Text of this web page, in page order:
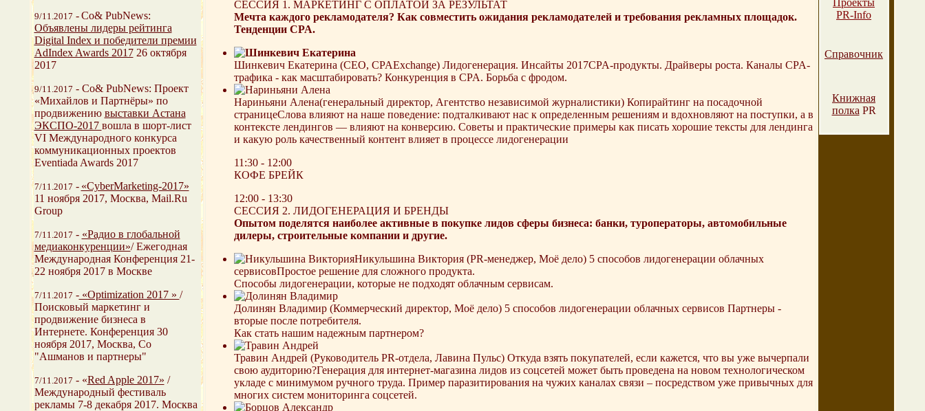
9/11.2017 - Со& PubNews:
Объявлены лидеры рейтинга
Digital Index и победители премии
AdIndex Awards 201726 октября
2017
9/11.2017 -Со& PubNews: Проект
«Михайлов и Партнёры» по
продвижению выставки Астана
ЭКСПО-2017 вошла в шорт-лист
VI Международного конкурса
коммуникационных проектов
Eventiada Awards 2017
7/11.2017 - «CyberMarketing-2017»
11 ноября 2017, Москва, Mail.Ru
Group
7/11.2017 - «Радио в глобальной
медиаконкуренции»/ Ежегодная
Международная Конференция 21-
22 ноября 2017 в Москве
7/11.2017 -«Optimization 2017 » /
Поисковый маркетинг и
продвижение бизнеса в
Интернете. Конференция 30
ноября 2017, Москва, Со
"Ашманов и партнеры"
7/11.2017 - «Red Apple 2017» /
Международный фестиваль
рекламы 7-8 декабря 2017. Москва
СЕССИЯ 1. МАРКЕТИНГ С ОПЛАТОЙ ЗА РЕЗУЛЬТАТ
Мечта каждого рекламодателя? Как совместить ожидания рекламодателей и требования рекламных площадок.
Тенденции CPA.
Шинкевич Екатерина (CEO, CPAExchange) Лидогенерация. Инсайты 2017CPA-продукты. Драйверы роста. Каналы CPA-
трафика - как масштабировать? Конкуренция в CPA. Борьба с фродом.
Нариньяни Алена(генеральный директор, Агентство независимой журналистики) Копирайтинг на посадочной
страницеСлова влияют на наше поведение: подталкивают нас к определенным решениям и вдохновляют на поступки, а в
контексте лендингов — влияют на конверсию. Советы и практические примеры как писать хорошие тексты для лендинга
и какую роль качественный контент влияет в процессе лидогенерации
11:30 - 12:00
КОФЕ БРЕЙК
12:00 - 13:30
СЕССИЯ 2. ЛИДОГЕНЕРАЦИЯ И БРЕНДЫ
Опытом поделятся наиболее активные в покупке лидов сферы бизнеса: банки, туроператоры, автомобильные
дилеры, строительные компании и другие.
Никульшина Виктория (PR-менеджер, Моё дело) 5 способов лидогенерации облачных
сервисовПростое решение для сложного продукта.
Способы лидогенерации, которые не подходят облачным сервисам.
Долинян Владимир (Коммерческий директор, Моё дело) 5 способов лидогенерации облачных сервисов Партнеры -
вторые после потребителя.
Как стать нашим надежным партнером?
Травин Андрей (Руководитель PR-отдела, Лавина Пульс) Откуда взять покупателей, если кажется, что вы уже вычерпали
свою аудиторию?Генерация для интернет-магазина лидов из соцсетей может быть проведена на новом технологическом
укладе с минимумом ручного труда. Пример паразитирования на чужих каналах связи – посредством уже привычных для
многих систем мониторинга соцсетей.
Проекты
PR-Info
Справочник
Книжная
полка PR